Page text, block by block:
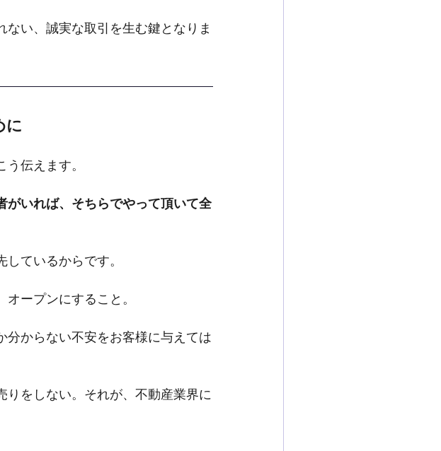
い、誠実な取引を生む鍵となりま
に
伝えます。
がいれば、そちらでやって頂いて全
ているからです。
ープンにすること。
分からない不安をお客様に与えては
をしない。それが、不動産業界に